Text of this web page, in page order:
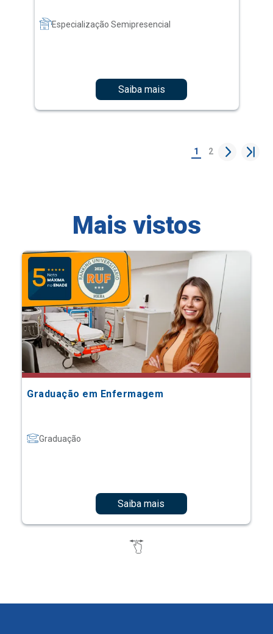
Especialização Semipresencial
Saiba mais
1 2
Mais vistos
Graduação em Enfermagem
Graduação
Saiba mais